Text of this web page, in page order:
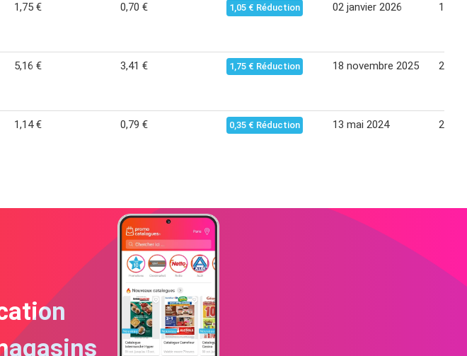
1,75 € 0,70 € 1,05 € Réduction 02 janvier 2026 12
5,16 € 3,41 € 1,75 € Réduction 18 novembre 2025 24
1,14 € 0,79 € 0,35 € Réduction 13 mai 2024 20